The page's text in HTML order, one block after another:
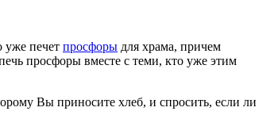
уже печет просфоры для храма, причем
просфоры вместе с теми, кто уже этим
Вы приносите хлеб, и спросить, если ли